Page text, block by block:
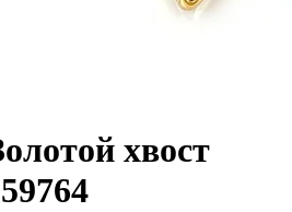
хвост